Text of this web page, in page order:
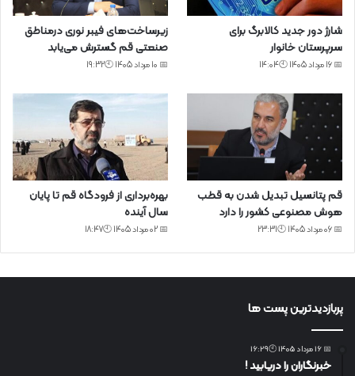
شارژ دور جدید کالابرگ برای
سرپرستان خانوار
📅 16 مرداد 1405 🕙14:04
زیرساخت‌های فیبر نوری درمناطق
صنعتی قم گسترش می‌یابد
📅 10 مرداد 1405 🕙19:32
قم پتانسیل تبدیل شدن به قطب
هوش مصنوعی کشور را دارد
📅 06 مرداد 1405 🕙23:31
بهره‌برداری از فرودگاه قم تا پایان
سال آینده
📅 02 مرداد 1405 🕙18:47
پربازدیدترین پست ها
📅 16 مرداد 1405 🕙16:29
خبرنگاران را دریابید !